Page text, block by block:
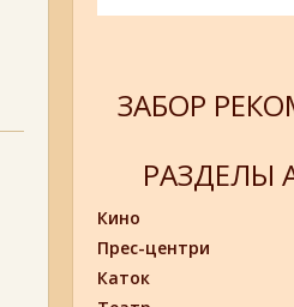
ЗАБОР
РАЗДЕЛЫ
Кино
Прес-центри
Каток